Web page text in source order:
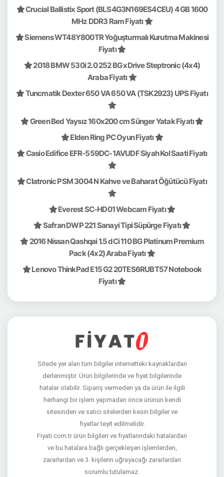
Crucial Ballistix Sport (BLS4G3N169ES4CEU) 4 GB 1600
MHz DDR3 Ram Fiyatı
Siemens WT48Y800TR Yoğuşturmalı Kurutma Makinesi
Fiyatı
2018 BMW 530i 2.0 252 BG xDrive Steptronic (4x4)
Araba Fiyatı
Tuncmatik Dexter 650 VA 650 VA (TSK2923) UPS Fiyatı
Green Bed Yaysız 160x200 cm Sünger Yatak Fiyatı
Elden Ring PC Oyun Fiyatı
Casio Edifice EFR-559DC-1AVUDF Siyah Kol Saati Fiyatı
Clatronic PSM 3004 N Kahve ve Baharat Öğütücü Fiyatı
Everest SC-HD01 Webcam Fiyatı
Safran DWP 221 Sanayi Tipi Süpürge Fiyatı
2016 Nissan Qashqai 1.5 dCi 110 BG Platinum Premium
Pack (4x2) Araba Fiyatı
Lenovo ThinkPad E15 G2 20TES6RUBT57 Notebook
Fiyatı
Sitede yer alan tüm bilgiler internetteki kaynaklardan
derlenmiştir. Ürün bilgilerinde ve fiyat bilgilerinde
hatalar olabilir. Sipariş vermeden ya da ürün ile ilgili
herhangi bir işlem yapmadan önce ürünün kendi
sitesinden ve satıcı sitelerden kesin bilgiler ve
fiyatlar teyit edilmelidir.
Fiyati.com.tr ürün bilgileri ve fiyatlarındaki hatalardan
ve bu hatalara bağlı gerçekleşen işlemlerden,
zararlardan ve 3. kişilerin uğrayacağı zararlardan
sorumlu tutulamaz.